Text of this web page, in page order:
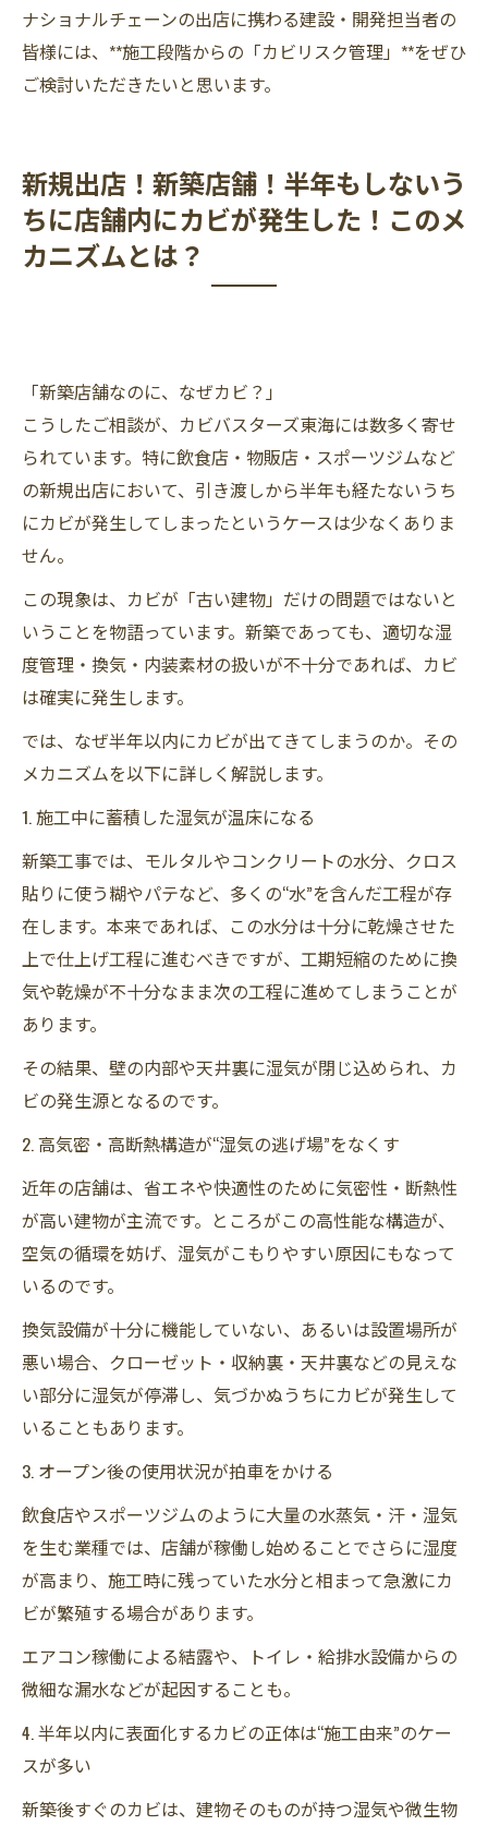
ナショナルチェーンの出店に携わる建設・開発担当者の
皆様には、**施工段階からの「カビリスク管理」**をぜひ
ご検討いただきたいと思います。
新規出店！新築店舗！半年もしないう
ちに店舗内にカビが発生した！このメ
カニズムとは？
「新築店舗なのに、なぜカビ？」
こうしたご相談が、カビバスターズ東海には数多く寄せ
られています。特に飲食店・物販店・スポーツジムなど
の新規出店において、引き渡しから半年も経たないうち
にカビが発生してしまったというケースは少なくありま
せん。
この現象は、カビが「古い建物」だけの問題ではないと
いうことを物語っています。新築であっても、適切な湿
度管理・換気・内装素材の扱いが不十分であれば、カビ
は確実に発生します。
では、なぜ半年以内にカビが出てきてしまうのか。その
メカニズムを以下に詳しく解説します。
1. 施工中に蓄積した湿気が温床になる
新築工事では、モルタルやコンクリートの水分、クロス
貼りに使う糊やパテなど、多くの“水”を含んだ工程が存
在します。本来であれば、この水分は十分に乾燥させた
上で仕上げ工程に進むべきですが、工期短縮のために換
気や乾燥が不十分なまま次の工程に進めてしまうことが
あります。
その結果、壁の内部や天井裏に湿気が閉じ込められ、カ
ビの発生源となるのです。
2. 高気密・高断熱構造が“湿気の逃げ場”をなくす
近年の店舗は、省エネや快適性のために気密性・断熱性
が高い建物が主流です。ところがこの高性能な構造が、
空気の循環を妨げ、湿気がこもりやすい原因にもなって
いるのです。
換気設備が十分に機能していない、あるいは設置場所が
悪い場合、クローゼット・収納裏・天井裏などの見えな
い部分に湿気が停滞し、気づかぬうちにカビが発生して
いることもあります。
3. オープン後の使用状況が拍車をかける
飲食店やスポーツジムのように大量の水蒸気・汗・湿気
を生む業種では、店舗が稼働し始めることでさらに湿度
が高まり、施工時に残っていた水分と相まって急激にカ
ビが繁殖する場合があります。
エアコン稼働による結露や、トイレ・給排水設備からの
微細な漏水などが起因することも。
4. 半年以内に表面化するカビの正体は“施工由来”のケー
スが多い
新築後すぐのカビは、建物そのものが持つ湿気や微生物